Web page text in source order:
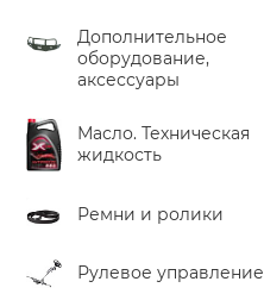
Дополнительное
оборудование,
аксессуары
Масло. Техническая
жидкость
Ремни и ролики
Рулевое управление